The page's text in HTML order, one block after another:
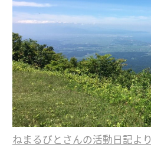
ねまるびとさんの活動日記より